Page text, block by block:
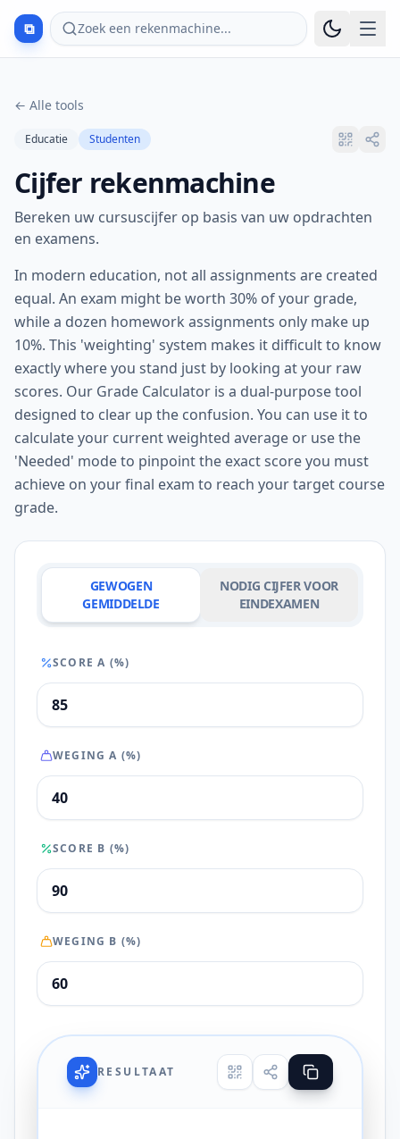
⧉ Zoek een rekenmachine...
← Alle tools
Educatie Studenten
Cijfer rekenmachine
Bereken uw cursuscijfer op basis van uw opdrachten
en examens.
In modern education, not all assignments are created
equal. An exam might be worth 30% of your grade,
while a dozen homework assignments only make up
10%. This 'weighting' system makes it difficult to know
exactly where you stand just by looking at your raw
scores. Our Grade Calculator is a dual-purpose tool
designed to clear up the confusion. You can use it to
calculate your current weighted average or use the
'Needed' mode to pinpoint the exact score you must
achieve on your final exam to reach your target course
grade.
GEWOGEN
GEMIDDELDE
NODIG CIJFER VOOR
EINDEXAMEN
SCORE A (%)
WEGING A (%)
SCORE B (%)
WEGING B (%)
RESULTAAT